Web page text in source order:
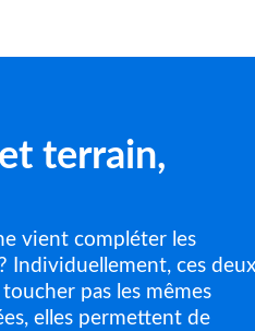
terrain,
vient compléter les
Individuellement, ces deux
pas les mêmes
elles permettent de